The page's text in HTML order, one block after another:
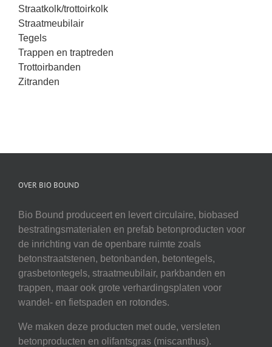
Straatkolk/trottoirkolk
Straatmeubilair
Tegels
Trappen en traptreden
Trottoirbanden
Zitranden
OVER BIO BOUND
Bio Bound produceert en levert circulaire, biobased
bestratingsmaterialen en prefab betonproducten voor
de inrichting van de openbare ruimte zoals
betonstraatstenen, betonbanden, betontegels,
grasbetontegels, straatmeubilair, parkbanden en
trappen, maar ook grote verhardingsplaten voor
wandel- en fietspaden en rotondes.
We maken deze producten met oude, versleten
betonproducten en olifantsgras (miscanthus).